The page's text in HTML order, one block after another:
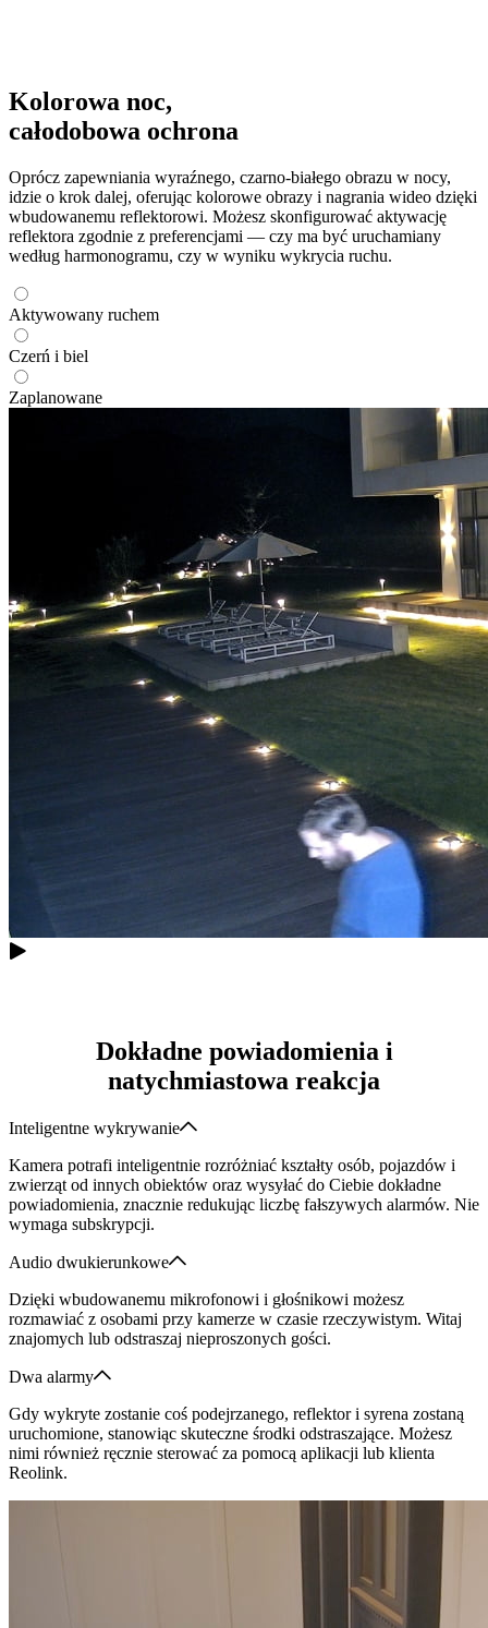
Kolorowa noc,
całodobowa ochrona
Oprócz zapewniania wyraźnego, czarno-białego obrazu w nocy,
idzie o krok dalej, oferując kolorowe obrazy i nagrania wideo dzięki
wbudowanemu reflektorowi. Możesz skonfigurować aktywację
reflektora zgodnie z preferencjami — czy ma być uruchamiany
według harmonogramu, czy w wyniku wykrycia ruchu.
Aktywowany ruchem
Czerń i biel
Zaplanowane
Dokładne powiadomienia i
natychmiastowa reakcja
Inteligentne wykrywanie
Kamera potrafi inteligentnie rozróżniać kształty osób, pojazdów i
zwierząt od innych obiektów oraz wysyłać do Ciebie dokładne
powiadomienia, znacznie redukując liczbę fałszywych alarmów. Nie
wymaga subskrypcji.
Audio dwukierunkowe
Dzięki wbudowanemu mikrofonowi i głośnikowi możesz
rozmawiać z osobami przy kamerze w czasie rzeczywistym. Witaj
znajomych lub odstraszaj nieproszonych gości.
Dwa alarmy
Gdy wykryte zostanie coś podejrzanego, reflektor i syrena zostaną
uruchomione, stanowiąc skuteczne środki odstraszające. Możesz
nimi również ręcznie sterować za pomocą aplikacji lub klienta
Reolink.